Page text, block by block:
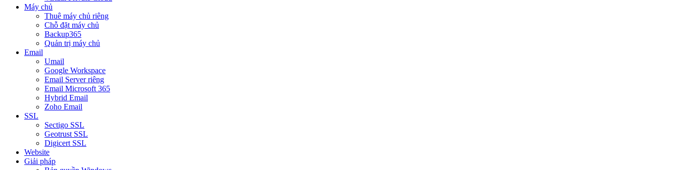
Máy chủ
Thuê máy chủ riêng
Chỗ đặt máy chủ
Backup365
Quản trị máy chủ
Email
Umail
Google Workspace
Email Server riêng
Email Microsoft 365
Hybrid Email
Zoho Email
SSL
Sectigo SSL
Geotrust SSL
Digicert SSL
Website
Giải pháp